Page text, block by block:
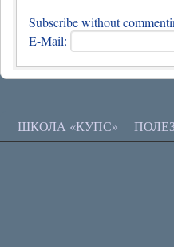
Subscribe without
E-Mail:
ШКОЛА «КУПС»